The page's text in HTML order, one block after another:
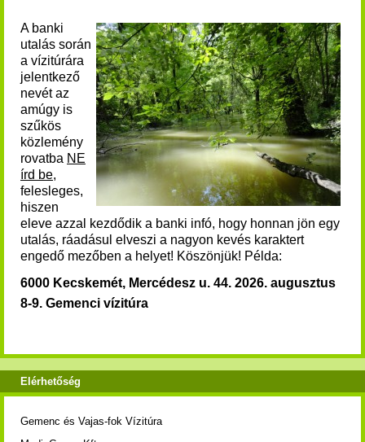
A banki
utalás során
a vízitúrára
jelentkező
nevét az
amúgy is
szűkös
közlemény
rovatba NE
írd be,
felesleges,
hiszen
eleve azzal kezdődik a banki infó, hogy honnan jön egy
utalás, ráadásul elveszi a nagyon kevés karaktert
engedő mezőben a helyet! Köszönjük! Példa:
6000 Kecskemét, Mercédesz u. 44. 2026. augusztus
8-9. Gemenci vízitúra
Elérhetőség
Gemenc és Vajas-fok Vízitúra